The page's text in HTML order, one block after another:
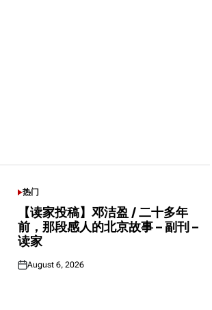
POSTED
热门
【读家投稿】邓洁盈 / 二十多年
前，那段感人的北京故事 – 副刊 –
读家
Posted
August 6, 2026